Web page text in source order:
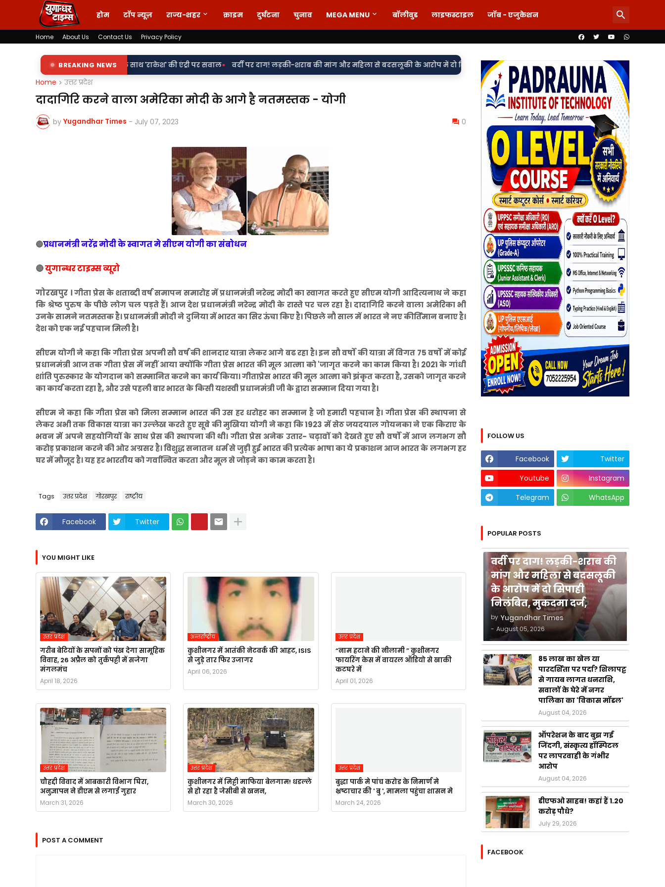
होम टॉप न्यूज़ राज्य-शहर क्राइम दुर्घटना चुनाव MEGA MENU बॉलीवुड लाइफस्टाइल जॉब - एजुकेशन
Home About Us Contact Us Privacy Policy
BREAKING NEWS
शिलापट्टों पर 'किरन' के साथ 'राकेश' की एंट्री पर सवाल• वर्दी पर दाग! लड़की-शराब की मांग और महिला से बदसलूकी के आरोप में दो सिपाही निलंबित, मुकदमा दर्ज,• 85 लाख का खेल या पारदर्शिता पर पर्दा?
Home उत्तर प्रदेश
दादागिरि करने वाला अमेरिका मोदी के आगे है नतमस्तक - योगी
by Yugandhar Times - July 07, 2023 0
🔴प्रधानमंत्री नरेंद्र मोदी के स्वागत मे सीएम योगी का संबोधन
🔴युगान्धर टाइम्स व्यूरो
गोरखपुर ।गीता प्रेस के शताब्दी वर्ष समापन समारोह में प्रधानमंत्री नरेन्द्र मोदी का स्वागत करते हुए सीएम योगी आदित्यनाथ ने कहा
कि श्रेष्ठ पुरुष के पीछे लोग चल पड़ते हैं। आज देश प्रधानमंत्री नरेन्द्र मोदी के रास्ते पर चल रहा है। दादागिरि करने वाला अमेरिका भी
उनके सामने नतमस्तक है। प्रधानमंत्री मोदी ने दुनिया में भारत का सिर ऊंचा किए है। पिछले नौ साल में भारत ने नए कीर्तिमान बनाए है।
देश को एक नई पहचान मिली है।
सीएम योगी ने कहा कि गीता प्रेस अपनी सौ वर्ष की शानदार यात्रा लेकर आगे बढ रहा है। इन सौ वर्षों की यात्रा में विगत 75 वर्षों में कोई
प्रधानमंत्री आज तक गीता प्रेस में नहीं आया क्योंकि गीता प्रेस भारत की मूल आत्मा को 'जागृत करने का काम किया है। 2021 के गांधी
शांति पुरुस्कार के योगदान को सम्मानित करने का कार्य किया। गीताप्रेस भारत की मूल आत्मा को झंकृत करता है, उसको जागृत करने
का कार्य करता रहा है, और उसे पहली बार भारत के किसी यशस्वी प्रधानमंत्री जी के द्वारा सम्मान दिया गया है।
सीएम ने कहा कि गीता प्रेस को मिला सम्मान भारत की उस हर धरोहर का सम्मान है जो हमारी पहचान है। गीता प्रेस की स्थापना से
लेकर अभी तक विकास यात्रा का उल्लेख करते हुए सूबे की मुखिया योगी ने कहा कि 1923 में सेठ जयदयाल गोयनका ने एक किराए के
भवन में अपने सहयोगियों के साथ प्रेस की स्थापना की थी। गीता प्रेस अनेक उतार- चढ़ावों को देखते हुए सौ वर्षों में आज लगभग सौ
करोड़ प्रकाशन करने की ओर अग्रसर है। विशुद्ध सनातन धर्म से जुड़ी हुई भारत की प्रत्येक भाषा का ये प्रकाशन आज भारत के लगभग हर
घर में मौजूद है। यह हर भारतीय को गर्वान्वित करता और मूल से जोड़ने का काम करता है।
Tags उत्तर प्रदेश गोरखपुर राष्ट्रीय
Facebook Twitter
YOU MIGHT LIKE
उत्तर प्रदेश
गरीब बेटियों के सपनों को पंख देगा सामूहिक
विवाह, 26 अप्रैल को तुर्कपट्टी में सजेगा
मंगलमंच
April 18, 2026
अन्तर्राष्ट्रीय
कुशीनगर में आतंकी नेटवर्क की आहट, ISIS
से जुड़े तार फिर उजागर
April 06, 2026
उत्तर प्रदेश
“नाम हटाने की नीलामी ” कुशीनगर
फायरिंग केस में वायरल ऑडियो से खाकी
कटघरे में
April 01, 2026
उत्तर प्रदेश
चौहद्दी विवाद में आबकारी विभाग घिरा,
अनुज्ञापन ने डीएम से लगाई गुहार
March 31, 2026
उत्तर प्रदेश
कुशीनगर में मिट्टी माफिया बेलगाम! धडल्ले
से हो रहा है जेसीबी से खनन,
March 30, 2026
उत्तर प्रदेश
बुद्धा पार्क मे पांच करोड के निमार्ण मे
भ्रष्टाचार की ' बु ', मामला पहुंचा शासन मे
March 24, 2026
POST A COMMENT
FOLLOW US
Facebook
Twitter
Youtube
Instagram
Telegram
WhatsApp
POPULAR POSTS
वर्दी पर दाग! लड़की-शराब की
मांग और महिला से बदसलूकी
के आरोप में दो सिपाही
निलंबित, मुकदमा दर्ज,
by Yugandhar Times
- August 05, 2026
85 लाख का खेल या
पारदर्शिता पर पर्दा? शिलापट्ट
से गायब लागत धनराशि,
सवालों के घेरे में नगर
पालिका का 'विकास मॉडल'
August 04, 2026
ऑपरेशन के बाद बुझ गई
जिंदगी, संस्कृत्य हॉस्पिटल
पर लापरवाही के गंभीर
आरोप
August 04, 2026
डीएफओ साहब! कहां हैं 1.20
करोड़ पौधे?
July 29, 2026
FACEBOOK